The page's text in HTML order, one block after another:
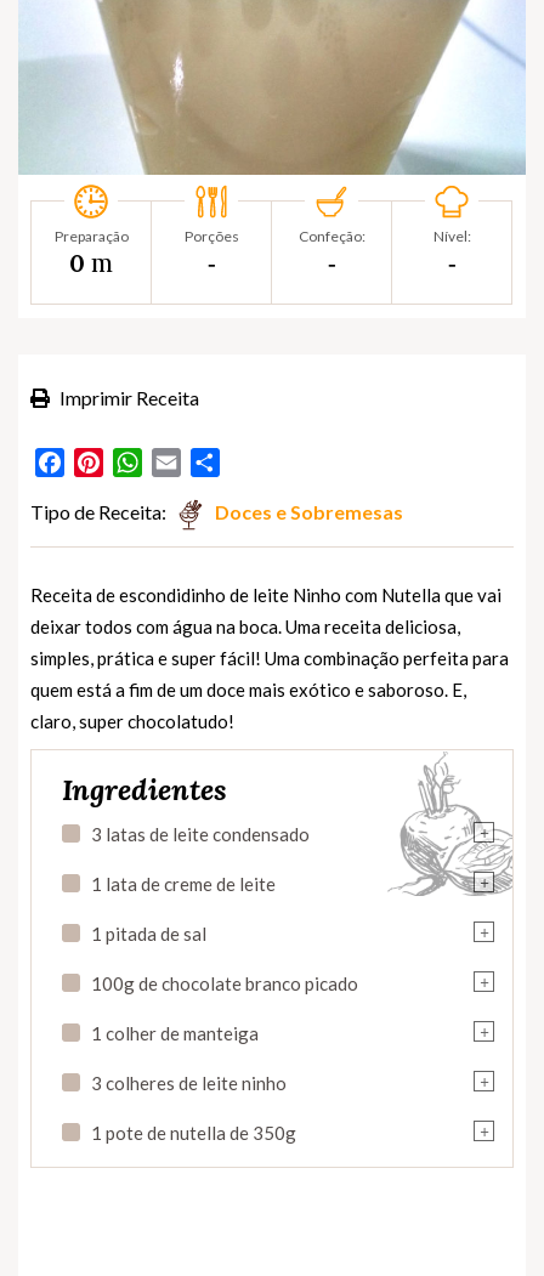
Preparação
0 m
Porções
‐
Confeção:
‐
Nível:
‐
Imprimir Receita
FacebookPinterestWhatsApp
Email
Tipo de Receita: Doces e Sobremesas
Receita de escondidinho de leite Ninho com Nutella que vai
deixar todos com água na boca. Uma receita deliciosa,
simples, prática e super fácil! Uma combinação perfeita para
quem está a fim de um doce mais exótico e saboroso. E,
claro, super chocolatudo!
Ingredientes
+
3 latas de leite condensado
+
1 lata de creme de leite
+
1 pitada de sal
+
100g de chocolate branco picado
+
1 colher de manteiga
+
3 colheres de leite ninho
+
1 pote de nutella de 350g